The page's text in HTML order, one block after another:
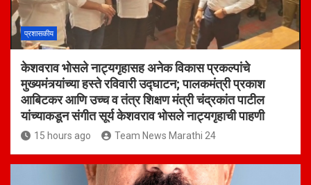
प्रशासकीय
केशवराव भोसले नाट्यगृहासह अनेक विकास प्रकल्पांचे
मुख्यमंत्र्यांच्या हस्ते रविवारी उद्घाटन; पालकमंत्री प्रकाश
आबिटकर आणि उच्च व तंत्र शिक्षण मंत्री चंद्रकांत पाटील
यांच्याकडून संगीत सूर्य केशवराव भोसले नाट्यगृहाची पाहणी
15 hours ago Team News Marathi 24